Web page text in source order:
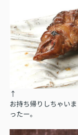
↑
お持ち帰りしちゃい
ったー。